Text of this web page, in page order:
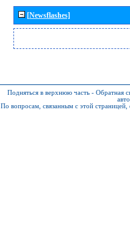
[Newsflashes]
Подняться в верхнюю часть - Обратная
По вопросам, связанным с этой страницей,